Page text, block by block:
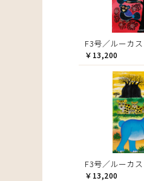
F3号／ルーカス
￥13,200
F3号／ルーカス
￥13,200